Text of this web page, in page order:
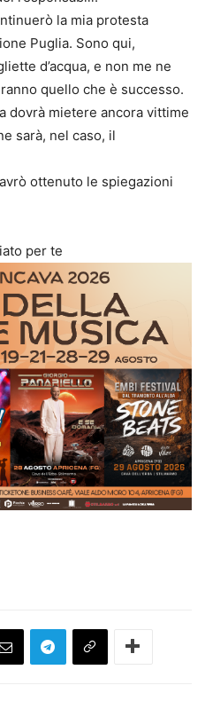
la mia protesta
Puglia. Sono qui,
d’acqua, e non me ne
quello che è successo.
dovrà mietere ancora vittime
sarà, nel caso, il
ottenuto le spiegazioni
per te